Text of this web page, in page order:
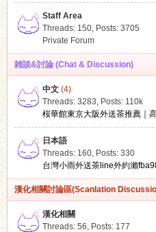
Staff Area
Threads: 150, Posts: 3705
Private Forum
雑談&討論 (Chat & Discussion)
中文(4)
Threads: 3283, Posts: 110k
桜華館東京大阪外送茶推薦｜
日本語
Threads: 160, Posts: 330
台灣小雨外送茶line外約瀨
漢化相關討論區(Scanlation
漢化相關
Threads: 56, Posts: 177